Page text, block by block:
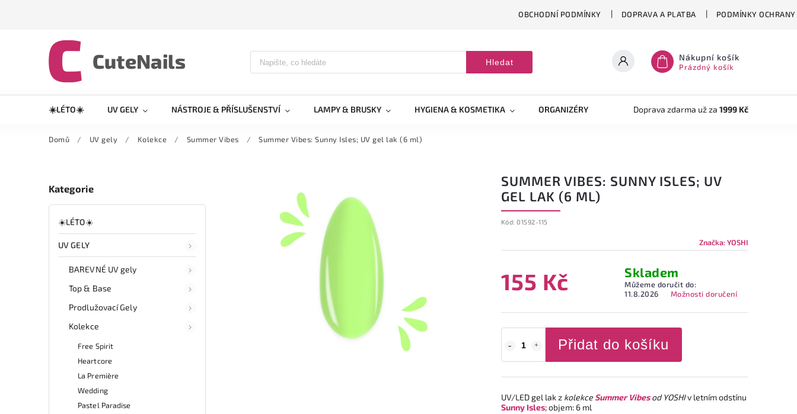
OBCHODNÍ PODMÍNKY DOPRAVA A PLATBA PODMÍNKY
Hledat Nákupní košík
Prázdný košík
☀️LÉTO☀️ UV GELY NÁSTROJE & PŘÍSLUŠENSTVÍ LAMPY & BRUSKY HYGIENA & KOSMETIKA ORGANIZÉRY TVOŘENÍ AKRYLOVÝ SYSTÉM
Doprava zdarma už za 1999 Kč
Domů / UV gely / Kolekce / Summer Vibes / Summer Vibes: Sunny Isles; UV gel lak (6 ml)
Kategorie
☀️LÉTO☀️
UV GELY
BAREVNÉ UV gely
Top & Base
Prodlužovací Gely
Kolekce
Free Spirit
Heartcore
La Première
Wedding
Pastel Paradise
SUMMER VIBES: SUNNY ISLES; UV
GEL LAK (6 ML)
Kód: 01592-115
Značka:YOSHI
155 Kč Skladem
Můžeme doručit do:
11.8.2026
Možnosti doručení
Přidat do košíku
UV/LED gel lak z kolekceSummer Vibesod YOSHIv letním odstínu
Sunny Isles; objem: 6 ml